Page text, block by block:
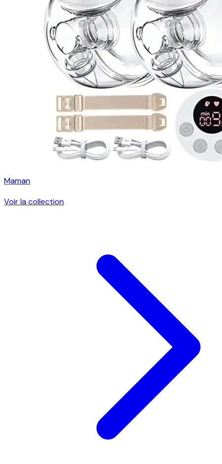
Maman
Voir la collection